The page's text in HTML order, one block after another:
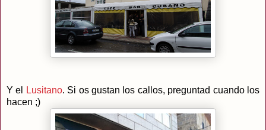
Y el Lusitano. Si os gustan los callos, preguntad cuando los
hacen ;)